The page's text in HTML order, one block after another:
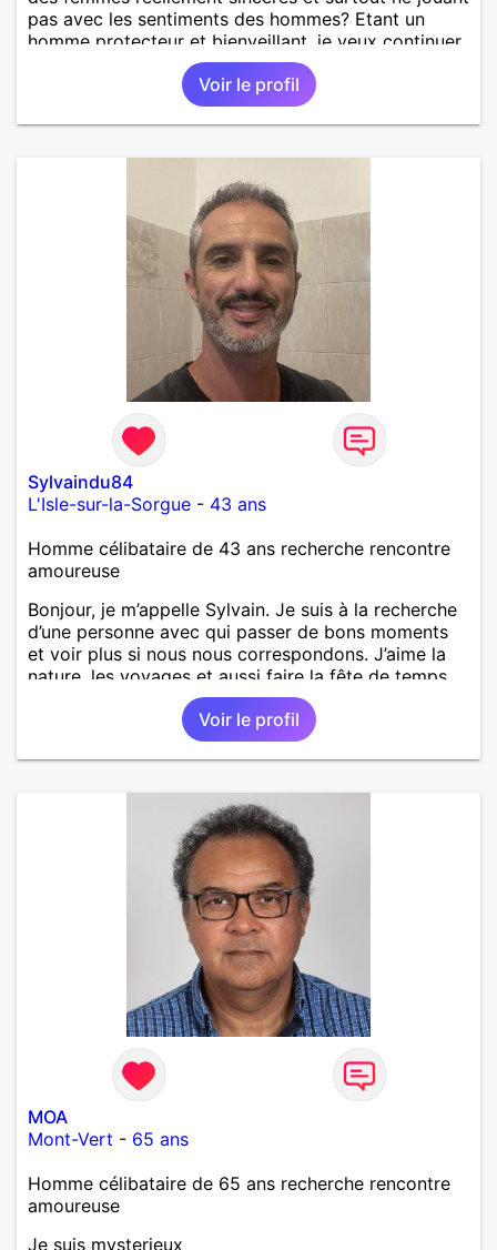
pas avec les sentiments des hommes? Etant un
homme protecteur et bienveillant, je veux continuer
d'y croire et pouvoir enfin former la petite famille
que je désir temps. Faux profil, profiteuse et autres
joyeuseté passer votre chemin, vous ne
m'intéressez pas du tout!
Voir le profil
Sylvaindu84
L'Isle-sur-la-Sorgue - 43 ans
Homme célibataire de 43 ans recherche rencontre
amoureuse
Bonjour, je m’appelle Sylvain. Je suis à la recherche
d’une personne avec qui passer de bons moments
et voir plus si nous nous correspondons. J’aime la
nature, les voyages et aussi faire la fête de temps
en temps ;-)Je suis papa d’un petit garçon de 7 ans
dont je m’occupe en garde alternée. J’aime à peu
près tous les styles de musique. (Oui je suis pas
trop fan de Jul). Je fais du sport pour garder la
pense en tout cas 😂)
Voir le profil
MOA
Mont-Vert - 65 ans
Homme célibataire de 65 ans recherche rencontre
amoureuse
Je suis mysterieux